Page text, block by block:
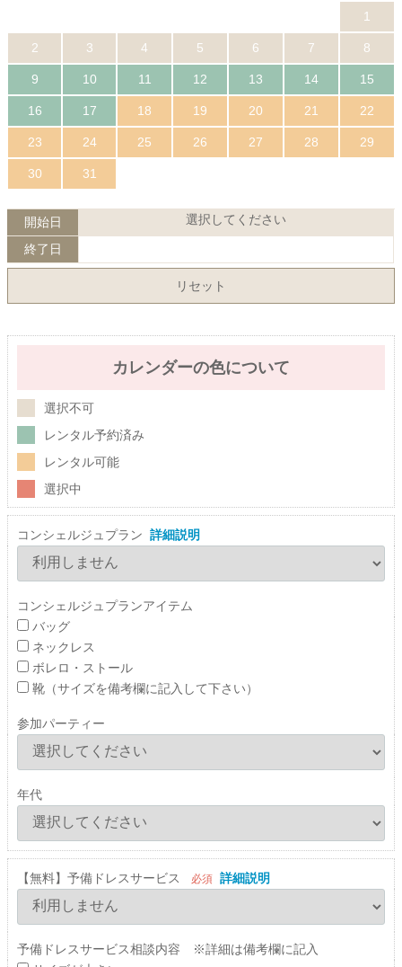
1
2 3 4 5 6 7 8
9 10 11 12 13 14 15
16 17 18 19 20 21 22
23 24 25 26 27 28 29
30 31
開始日 選択してください
終了日
リセット
カレンダーの色について
選択不可
レンタル予約済み
レンタル可能
選択中
コンシェルジュプラン 詳細説明
コンシェルジュプランアイテム
バッグ
ネックレス
ボレロ・ストール
靴（サイズを備考欄に記入して下さい）
参加パーティー
年代
【無料】予備ドレスサービス 必須 詳細説明
予備ドレスサービス相談内容 ※詳細は備考欄に記入